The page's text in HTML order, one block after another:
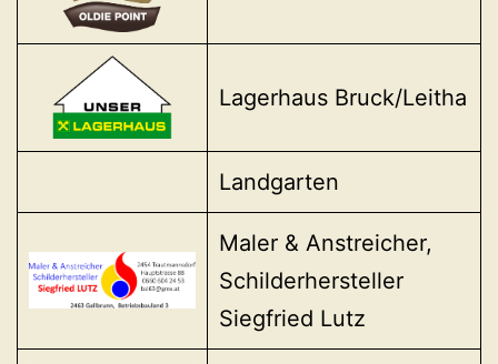
Lagerhaus Bruck/Leitha
Landgarten
Maler & Anstreicher,
Schilderhersteller
Siegfried Lutz